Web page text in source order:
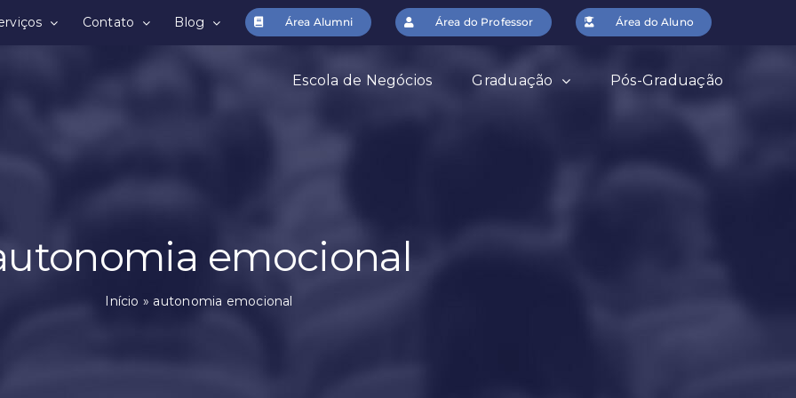
Contato Blog Área Alumni Área do Professor Área do Aluno
Escola de Negócios Graduação Pós-Graduação
emocional
Início » autonomia emocional